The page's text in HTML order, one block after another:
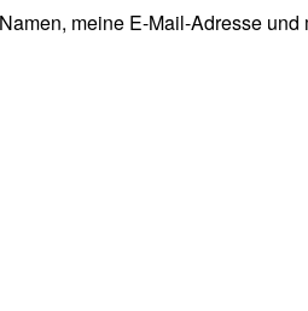
meine E-Mail-Adresse